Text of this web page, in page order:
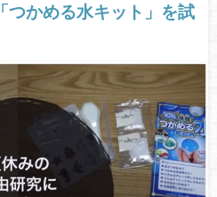
つかめる水キット」を試